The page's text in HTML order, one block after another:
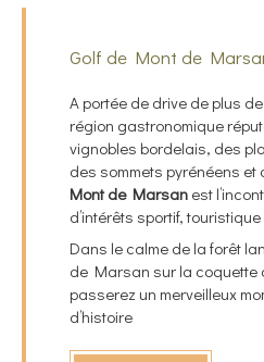
Golf de Mont de
A portée de drive de plus
région gastronomique
vignobles bordelais, des
des sommets pyrénéens et
Mont de Marsan est
d’intérêts sportif,
Dans le calme de la forêt
de Marsan sur la coquette
passerez un merveilleux
d’histoire